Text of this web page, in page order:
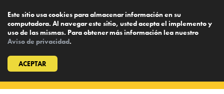
Este sitio usa cookies para almacenar información en su
computadora. Al navegar este sitio, usted acepta el implemento y
uso de las mismas. Para obtener más información lea nuestro
Aviso de privacidad.
ACEPTAR